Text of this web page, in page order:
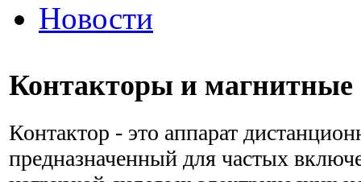
Новости
Контакторы и магнитные
Контактор - это аппарат
предназначенный для частых